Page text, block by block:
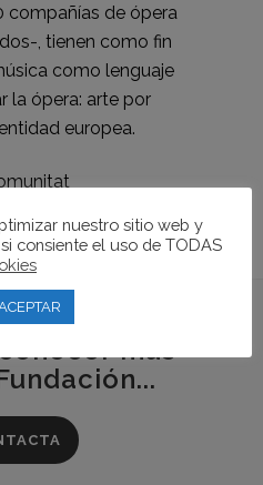
compañías de ópera
, tienen como fin
como lenguaje
la ópera: arte por
europea.
más
nuestro sitio web y
consiente el uso de TODAS